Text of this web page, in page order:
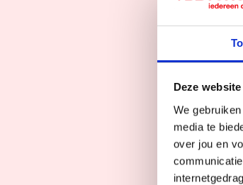
Deze
We
media te
over jou en
No